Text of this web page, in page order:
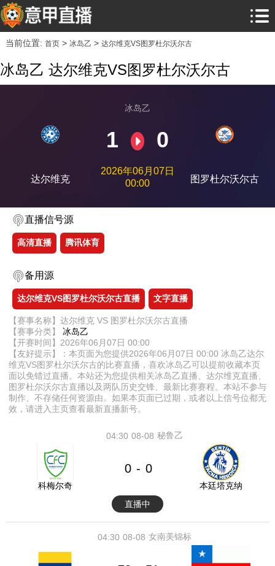
当前位置: 首页> 冰岛乙 > 达尔维克VS图罗杜尔沃尔古
冰岛乙 达尔维克VS图罗杜尔沃尔古
达尔维克
冰岛乙
1 0
2026年06月07日
00:00
图罗杜尔沃尔古
直播信号源
高清直播 腾讯体育
备用源
达尔维克VS图罗杜尔沃尔古直播 文字直播
【赛事名称】达尔维克 VS 图罗杜尔沃尔古直播
【赛事分类】 冰岛乙
【开赛时间】2026年06月07日 00:00
【友好提示】：本页面为您提供2026年06月07日 00:00 冰岛乙达尔
维克VS图罗杜尔沃尔古的比赛直播，喜欢冰岛乙可以提前收藏本页
面以免错过直播。本站还为您提供相关冰岛乙直播、达尔维克直播、
图罗杜尔沃尔古直播以及两队历史交锋、最新比赛赛程。本站不参与
制作、不存储任何资源由。如果本页面已过期，或者以上信号位都无
效，请进入主页查看最新直播新号。
08-08
04:30 秘鲁乙
科梅尔奇
0 - 0
本廷塔克纳
直播中
08-08
04:30 女南美锦标